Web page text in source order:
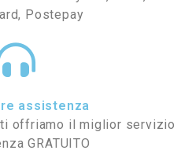
Postepay
assistenza
offriamo il miglior servizio
GRATUITO